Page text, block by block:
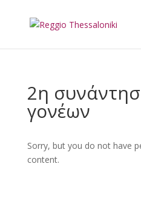
2η
γονέων
Sorry, but you do not have
content.